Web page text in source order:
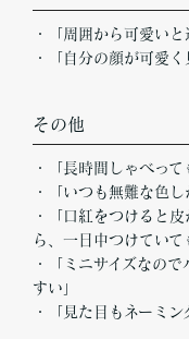
・「周囲から可愛いと
・「自分の顔が可愛
その他
・「長時間しゃべって
・「いつも無難な色
・「口紅をつけると
ら、一日中つけていて
・「ミニサイズなの
すい」
・「見た目もネーミ